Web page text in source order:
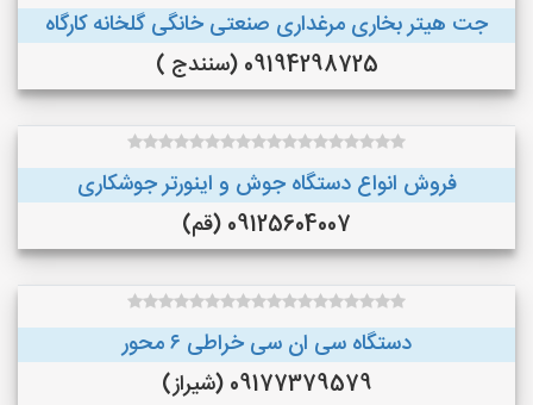
جت هیتر بخاری مرغداری صنعتی خانگی گلخانه کارگاه
09194298725 (سنندج )
فروش انواع دستگاه جوش و اینورتر جوشکاری
09125604007 (قم)
دستگاه سی ان سی خراطی ۶ محور
09177379579 (شیراز)